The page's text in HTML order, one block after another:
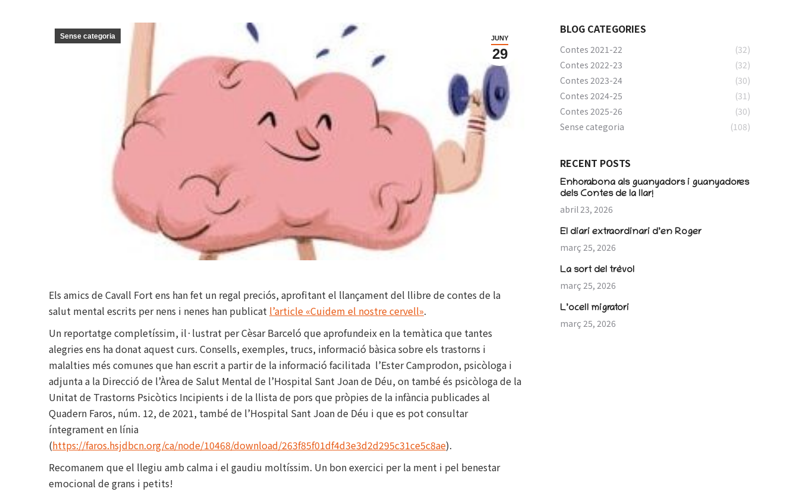
JUNY
29
Sense categoria
Els amics de Cavall Fort ens han fet un regal preciós, aprofitant el llançament del llibre de contes de la
salut mental escrits per nens i nenes han publicat l’article «Cuidem el nostre cervell».
Un reportatge completíssim, il·lustrat per Cèsar Barceló que aprofundeix en la temàtica que tantes
alegries ens ha donat aquest curs. Consells, exemples, trucs, informació bàsica sobre els trastorns i
malalties més comunes que han escrit a partir de la informació facilitada l’Ester Camprodon, psicòloga i
adjunta a la Direcció de l’Àrea de Salut Mental de l’Hospital Sant Joan de Déu, on també és psicòloga de la
Unitat de Trastorns Psicòtics Incipients i de la llista de pors que pròpies de la infància publicades al
Quadern Faros, núm. 12, de 2021, també de l’Hospital Sant Joan de Déu i que es pot consultar
íntegrament en línia
(https://faros.hsjdbcn.org/ca/node/10468/download/263f85f01df4d3e3d2d295c31ce5c8ae).
Recomanem que el llegiu amb calma i el gaudiu moltíssim. Un bon exercici per la ment i pel benestar
emocional de grans i petits!
BLOG CATEGORIES
Contes 2021-22
(32)
Contes 2022-23
(32)
Contes 2023-24
(30)
Contes 2024-25
(31)
Contes 2025-26
(30)
Sense categoria
(108)
RECENT POSTS
Enhorabona als guanyadors i guanyadores
dels Contes de la llar!
abril 23, 2026
El diari extraordinari d’en Roger
març 25, 2026
La sort del trèvol
març 25, 2026
L’ocell migratori
març 25, 2026